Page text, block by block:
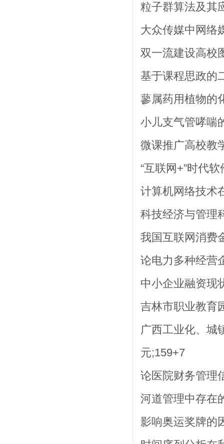
粒子群算法及其
大众传媒中网络
双一流建设高校
基于课程思政的
蓼属药用植物的
小儿支气管哮喘
微课推广高校教
“互联网+”时代
计算机网络技术
科技经济与管理
我国互联网消费
论电力多种经营
中小企业融资现
吉林市职业教育
广西工业化、城
元;159+7
论医院财务管理
河道管理中存在
影响奥运奖牌的